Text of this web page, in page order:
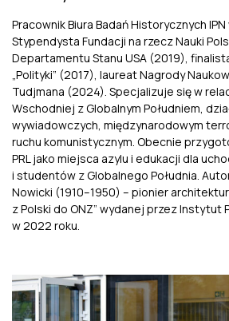
Pracownik Biura Badań Historycznych IPN
Stypendysta Fundacji na rzecz Nauki
Departamentu Stanu USA (2019),
„Polityki” (2017), laureat Nagrody
Tudjmana (2024). Specjalizuje się w
Wschodniej z Globalnym Południem,
wywiadowczych, międzynarodowym
ruchu komunistycznym. Obecnie
PRL jako miejsca azylu i edukacji dla
i studentów z Globalnego Południa.
Nowicki (1910–1950) – pionier
z Polski do ONZ” wydanej przez Instytut
w 2022 roku.